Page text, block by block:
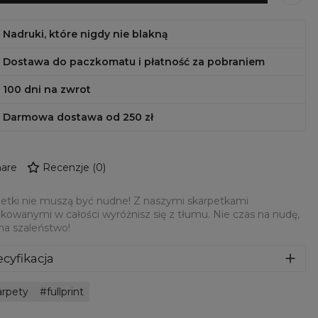
Nadruki, które nigdy nie blakną
Dostawa do paczkomatu i płatność za pobraniem
100 dni na zwrot
Darmowa dostawa od 250 zł
Recenzje (0)
nie muszą być nudne! Z naszymi skarpetkami
w całości wyróżnisz się z tłumu. Nie czas na nudę,
szaleństwo!
Unisex
fullprint